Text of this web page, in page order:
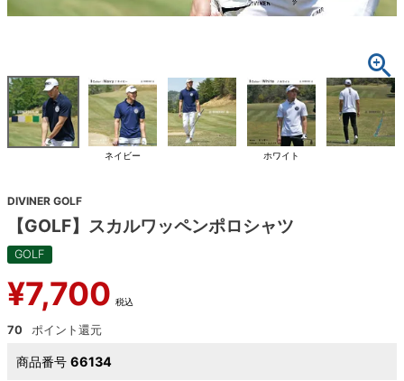
ネイビー ホワイト
DIVINER GOLF
【GOLF】スカルワッペンポロシャツ
GOLF
¥7,700 税込
70
商品番号 66134